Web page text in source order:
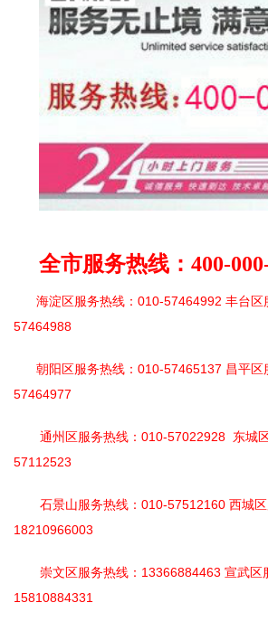
全市服务热线 ： 400-
海淀区服务热线：010-57464992 丰台区
57464988
朝阳区服务热线：010-57465137 昌平区
57464977
通州区服务热线：010-57022928 东城
57112523
石景山服务热线：010-57512160 西城区
18210966003
崇文区服务热线：13366884463 宣武区
15810884331